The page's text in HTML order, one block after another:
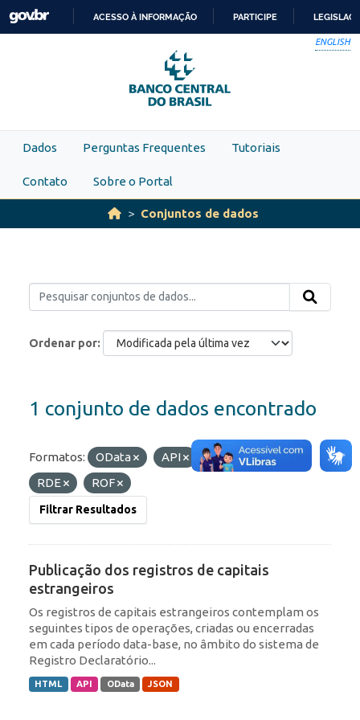
Skip to main content
PARA
O
CONTEÚDO
ACESSO À INFORMAÇÃO PARTICIPE
ENGLISH
Dados Perguntas Frequentes Tutoriais
Contato Sobre o Portal
Conjuntos de dados
Ordenar por
1 conjunto de dados encontrado
Formatos: OData API Etiquetas:
IED
RDE
ROF
Filtrar Resultados
Publicação dos registros de capitais
estrangeiros
Os registros de capitais estrangeiros contemplam os
seguintes tipos de operações, criadas ou encerradas
em cada período data-base, no âmbito do sistema de
Registro Declaratório...
HTML API OData JSON